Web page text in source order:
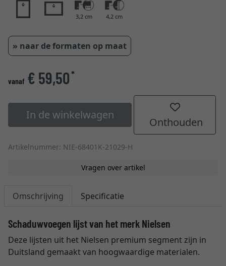
3,2 cm 4,2 cm
» naar de formaten op maat
vanaf € 59,50*
In de winkelwagen
Onthouden
Artikelnummer: NIE-68401K-21029-H
Vragen over artikel
Omschrijving Specificatie
Schaduwvoegen lijst van het merk Nielsen
Deze lijsten uit het Nielsen premium segment zijn in
Duitsland gemaakt van hoogwaardige materialen.